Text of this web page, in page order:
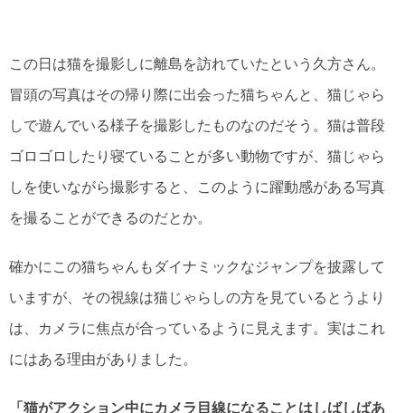
この日は猫を撮影しに離島を訪れていたという久方さん。
冒頭の写真はその帰り際に出会った猫ちゃんと、猫じゃら
しで遊んでいる様子を撮影したものなのだそう。猫は普段
ゴロゴロしたり寝ていることが多い動物ですが、猫じゃら
しを使いながら撮影すると、このように躍動感がある写真
を撮ることができるのだとか。
確かにこの猫ちゃんもダイナミックなジャンプを披露して
いますが、その視線は猫じゃらしの方を見ているとうより
は、カメラに焦点が合っているように見えます。実はこれ
にはある理由がありました。
「猫がアクション中にカメラ目線になることはしばしばあ